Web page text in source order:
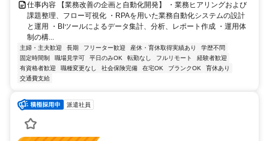
仕事内容 【業務改善の企画と自動化開発】 ・業務ヒアリングおよび
課題整理、フロー可視化 ・RPAを用いた業務自動化システムの設計
と運用 ・BIツールによるデータ集計、分析、レポート作成 ・運用体
制の構...
主婦・主夫歓迎 長期 フリーター歓迎 産休・育休取得実績あり
学歴不問
固定時間制
職場見学可 平日のみOK 転勤なし フルリモート
経験者歓迎
有資格者歓迎
職種変更なし 社会保険完備 在宅OK ブランクOK
育休あり
交通費支給
派遣社員